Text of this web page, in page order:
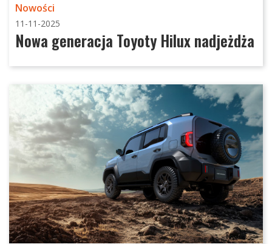
Nowości
11-11-2025
Nowa generacja Toyoty Hilux nadjeżdża